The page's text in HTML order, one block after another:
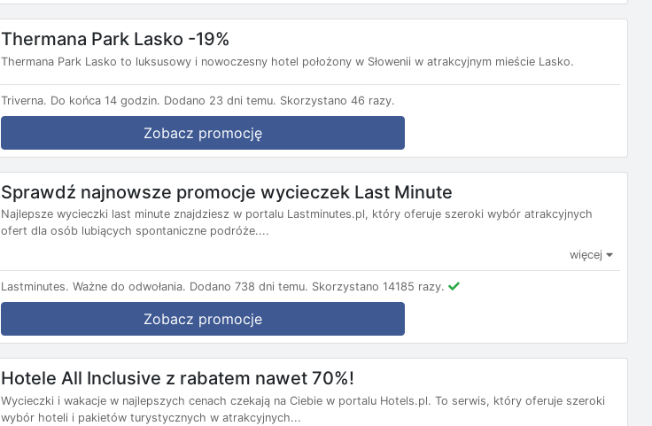
Thermana Park Lasko -19%
Thermana Park Lasko to luksusowy i nowoczesny hotel położony w Słowenii w atrakcyjnym mieście Lasko.
Triverna. Do końca 14 godzin. Dodano 23 dni temu. Skorzystano 46 razy.
Zobacz promocję
Sprawdź najnowsze promocje wycieczek Last Minute
Najlepsze wycieczki last minute znajdziesz w portalu Lastminutes.pl, który oferuje szeroki wybór atrakcyjnych
ofert dla osób lubiących spontaniczne podróże....
więcej
Lastminutes. Ważne do odwołania. Dodano 738 dni temu. Skorzystano 14185 razy.
Zobacz promocje
Hotele All Inclusive z rabatem nawet 70%!
Wycieczki i wakacje w najlepszych cenach czekają na Ciebie w portalu Hotels.pl. To serwis, który oferuje szeroki
wybór hoteli i pakietów turystycznych w atrakcyjnych...